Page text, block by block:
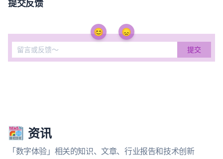
提交反馈
😊 😞
资讯
「数字体验」相关的知识、文章、行业报告和技术创新